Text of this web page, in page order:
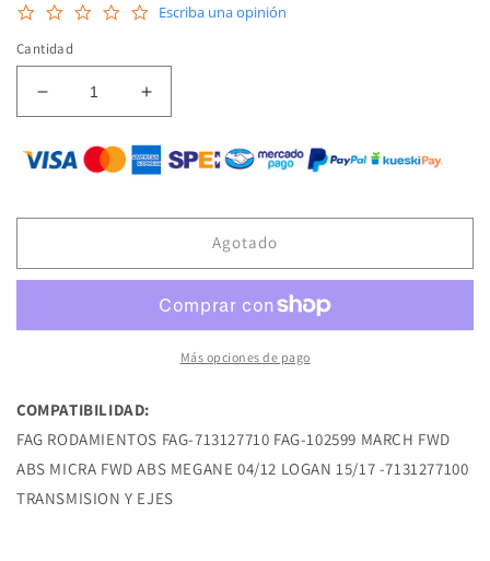
0.0
Escriba una opinión
Cantidad
Reducir
cantidad
para
FAG-
BALERO
MARCH
ABS
ABS
MEGANE
04/12
LOGAN
15/17
Aumentar
cantidad
para
FAG-
BALERO
MARCH
FWD
ABS
MICRA
MEGANE
04/12
LOGAN
15/17
Agotado
Más opciones de pago
COMPATIBILIDAD:
FAG RODAMIENTOS FAG-713127710 FAG-102599 MARCH FWD
ABS MICRA FWD ABS MEGANE 04/12 LOGAN 15/17 -7131277100
TRANSMISION Y EJES